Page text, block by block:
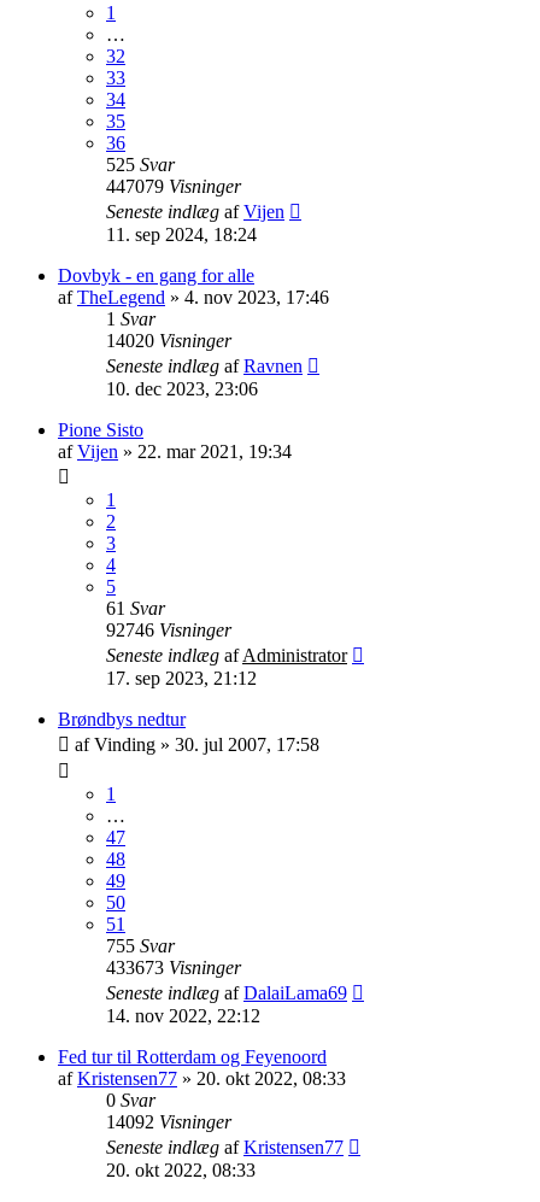
1
…
32
33
34
35
36
525 Svar
447079 Visninger
Seneste indlæg afVijen
11. sep 2024, 18:24
Dovbyk - en gang for alle
afTheLegend » 4. nov 2023, 17:46
1 Svar
14020 Visninger
Seneste indlæg afRavnen
10. dec 2023, 23:06
Pione Sisto
afVijen » 22. mar 2021, 19:34
1
2
3
4
5
61 Svar
92746 Visninger
Seneste indlæg afAdministrator
17. sep 2023, 21:12
Brøndbys nedtur
afVinding » 30. jul 2007, 17:58
1
…
47
48
49
50
51
755 Svar
433673 Visninger
Seneste indlæg afDalaiLama69
14. nov 2022, 22:12
Fed tur til Rotterdam og Feyenoord
afKristensen77 » 20. okt 2022, 08:33
0 Svar
14092 Visninger
Seneste indlæg afKristensen77
20. okt 2022, 08:33